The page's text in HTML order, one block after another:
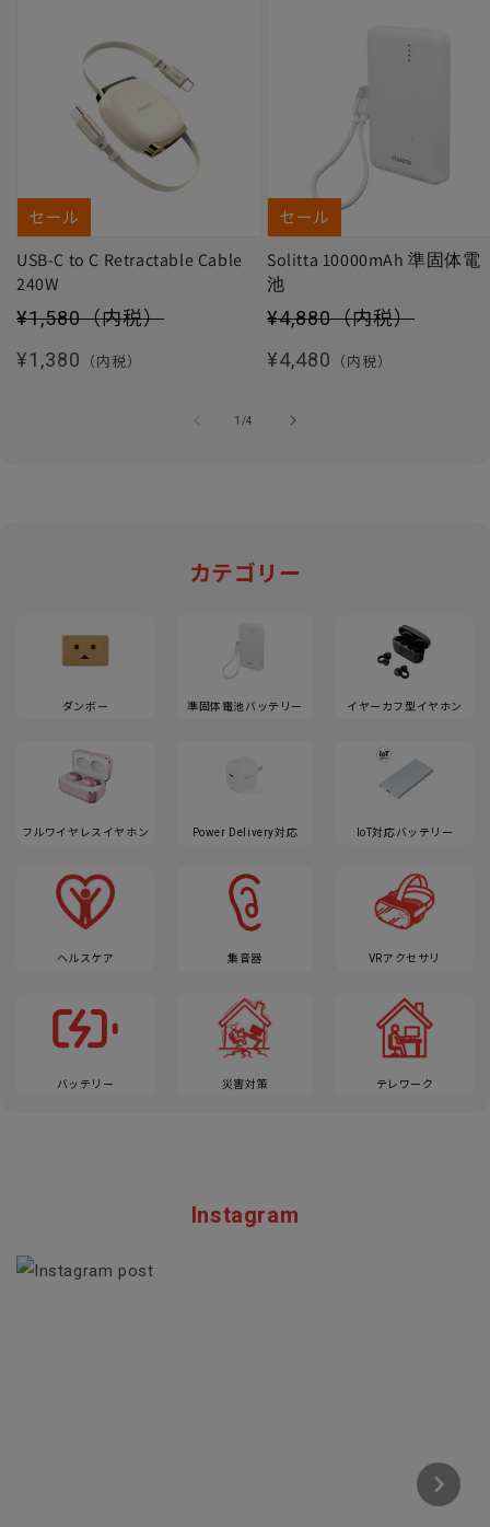
セール
USB-C to C Retractable Cable
240W
セール価格
¥1,580（内税）
通常価格
¥1,380 （内税）
セール
Solitta 10000mAh 準固体電
池
セール価格
¥4,880（内税）
通常価格
¥4,480 （内税）
1 /
の4
カテゴリー
ダンボー 準固体電池バッテリー イヤーカフ型イヤホン
フルワイヤレスイヤホン Power Delivery対応 IoT対応バッテリー
ヘルスケア 集音器 VRアクセサリ
バッテリー 災害対策 テレワーク
Instagram